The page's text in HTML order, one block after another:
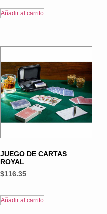
Añadir al carrito
JUEGO DE CARTAS
ROYAL
$116.35
Añadir al carrito